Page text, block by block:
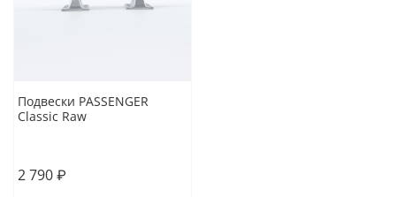
Подвески PASSENGER
Classic Raw
2 790 ₽